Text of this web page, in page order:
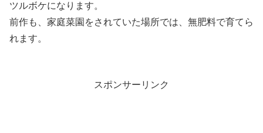
ツルボケになります。
前作も、家庭菜園をされていた場所では、無肥料で育てら
れます。
スポンサーリンク